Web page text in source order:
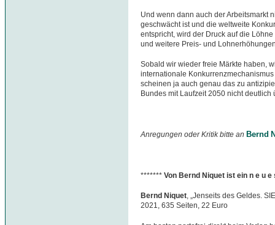
Und wenn dann auch der Arbeitsmarkt
geschwächt ist und die weltweite
entspricht, wird der Druck auf die
und weitere Preis- und
Sobald wir wieder freie Märkte haben,
internationale
scheinen ja auch genau das zu
Bundes mit Laufzeit 2050 nicht deutlich
Anregungen oder Kritik bitte an Bernd
******* Von Bernd Niquet ist ein n e u
Bernd Niquet, „Jenseits des Geldes.
2021, 635 Seiten, 22 Euro